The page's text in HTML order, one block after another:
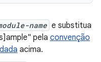
name e substitua
pela convenção
acima.